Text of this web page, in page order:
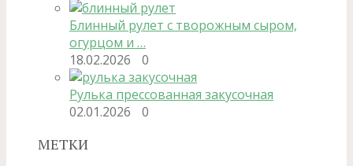
Блинный рулет с творожным сыром,
огурцом и …
18.02.2026
0
Рулька прессованная закусочная
02.01.2026
0
МЕТКИ